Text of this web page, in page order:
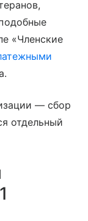
«Членские
— сбор
отдельный